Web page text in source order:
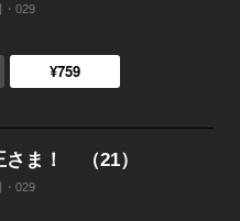
・029
¥759
さま！ （21）
・029